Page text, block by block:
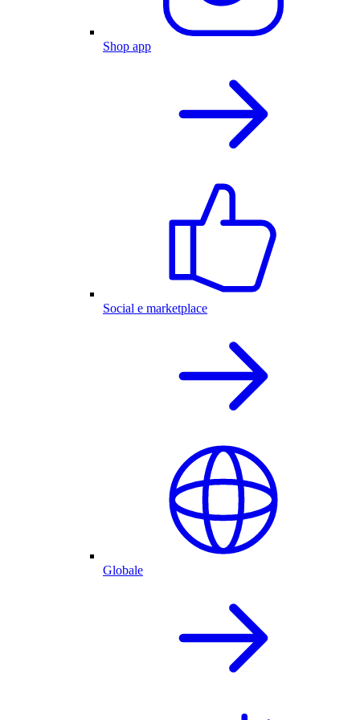
Shop app
Social e marketplace
Globale